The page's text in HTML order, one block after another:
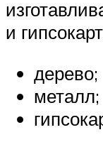
и
дерево;
металл;